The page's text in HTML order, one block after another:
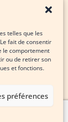
telles que les
fait de consentir
le comportement
ou de retirer son
et fonctions.
préférences
jamais vu